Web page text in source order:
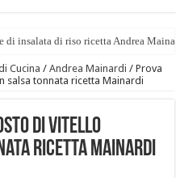
di insalata di riso ricetta Andrea
Cucina / Andrea Mainardi / Prova
salsa tonnata ricetta Mainardi
di vitello
ricetta Mainardi